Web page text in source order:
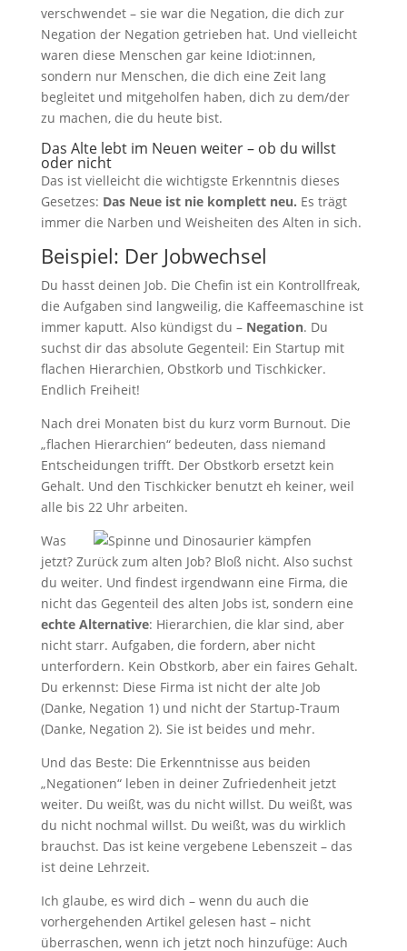
verschwendet – sie war die Negation, die dich zur
Negation der Negation getrieben hat. Und vielleicht
waren diese Menschen gar keine Idiot:innen,
sondern nur Menschen, die dich eine Zeit lang
begleitet und mitgeholfen haben, dich zu dem/der
zu machen, die du heute bist.
Das Alte lebt im Neuen weiter – ob du willst
oder nicht
Das ist vielleicht die wichtigste Erkenntnis dieses
Gesetzes: Das Neue ist nie komplett neu. Es trägt
immer die Narben und Weisheiten des Alten in sich.
Beispiel: Der Jobwechsel
Du hasst deinen Job. Die Chefin ist ein Kontrollfreak,
die Aufgaben sind langweilig, die Kaffeemaschine ist
immer kaputt. Also kündigst du – Negation. Du
suchst dir das absolute Gegenteil: Ein Startup mit
flachen Hierarchien, Obstkorb und Tischkicker.
Endlich Freiheit!
Nach drei Monaten bist du kurz vorm Burnout. Die
„flachen Hierarchien“ bedeuten, dass niemand
Entscheidungen trifft. Der Obstkorb ersetzt kein
Gehalt. Und den Tischkicker benutzt eh keiner, weil
alle bis 22 Uhr arbeiten.
Was
jetzt? Zurück zum alten Job? Bloß nicht. Also suchst
du weiter. Und findest irgendwann eine Firma, die
nicht das Gegenteil des alten Jobs ist, sondern eine
echte Alternative: Hierarchien, die klar sind, aber
nicht starr. Aufgaben, die fordern, aber nicht
unterfordern. Kein Obstkorb, aber ein faires Gehalt.
Du erkennst: Diese Firma ist nicht der alte Job
(Danke, Negation 1) und nicht der Startup-Traum
(Danke, Negation 2). Sie ist beides und mehr.
Und das Beste: Die Erkenntnisse aus beiden
„Negationen“ leben in deiner Zufriedenheit jetzt
weiter. Du weißt, was du nicht willst. Du weißt, was
du nicht nochmal willst. Du weißt, was du wirklich
brauchst. Das ist keine vergebene Lebenszeit – das
ist deine Lehrzeit.
Ich glaube, es wird dich – wenn du auch die
vorhergehenden Artikel gelesen hast – nicht
überraschen, wenn ich jetzt noch hinzufüge: Auch